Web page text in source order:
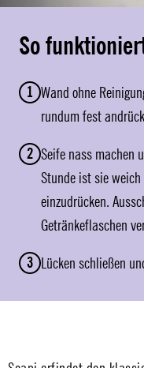
So
1 Wand ohne
rundum fest
2 Seife nass machen
Stunde ist sie
einzudrücken.
Getränkeflaschen
3 Lücken schließen